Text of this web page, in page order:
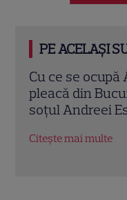
PE ACELAȘI
Imagini din vila
renovare.
casa din
Citește mai multe